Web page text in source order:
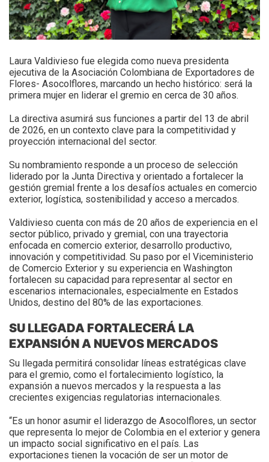
Laura Valdivieso fue elegida como nueva presidenta
ejecutiva de la Asociación Colombiana de Exportadores de
Flores- Asocolflores, marcando un hecho histórico: será la
primera mujer en liderar el gremio en cerca de 30 años.
La directiva asumirá sus funciones a partir del 13 de abril
de 2026, en un contexto clave para la competitividad y
proyección internacional del sector.
Su nombramiento responde a un proceso de selección
liderado por la Junta Directiva y orientado a fortalecer la
gestión gremial frente a los desafíos actuales en comercio
exterior, logística, sostenibilidad y acceso a mercados.
Valdivieso cuenta con más de 20 años de experiencia en el
sector público, privado y gremial, con una trayectoria
enfocada en comercio exterior, desarrollo productivo,
innovación y competitividad. Su paso por el Viceministerio
de Comercio Exterior y su experiencia en Washington
fortalecen su capacidad para representar al sector en
escenarios internacionales, especialmente en Estados
Unidos, destino del 80% de las exportaciones.
SU LLEGADA FORTALECERÁ LA
EXPANSIÓN A NUEVOS MERCADOS
Su llegada permitirá consolidar líneas estratégicas clave
para el gremio, como el fortalecimiento logístico, la
expansión a nuevos mercados y la respuesta a las
crecientes exigencias regulatorias internacionales.
“Es un honor asumir el liderazgo de Asocolflores, un sector
que representa lo mejor de Colombia en el exterior y genera
un impacto social significativo en el país. Las
exportaciones tienen la vocación de ser un motor de